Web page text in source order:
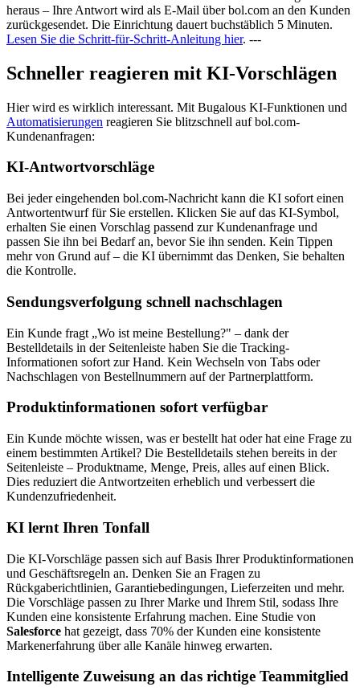
heraus – Ihre Antwort wird als E-Mail über bol.com an den Kunden
zurückgesendet. Die Einrichtung dauert buchstäblich 5 Minuten.
Lesen Sie die Schritt-für-Schritt-Anleitung hier. ---
Schneller reagieren mit KI-Vorschlägen
Hier wird es wirklich interessant. Mit Bugalous KI-Funktionen und
Automatisierungen reagieren Sie blitzschnell auf bol.com-
Kundenanfragen:
KI-Antwortvorschläge
Bei jeder eingehenden bol.com-Nachricht kann die KI sofort einen
Antwortentwurf für Sie erstellen. Klicken Sie auf das KI-Symbol,
erhalten Sie einen Vorschlag passend zur Kundenanfrage und
passen Sie ihn bei Bedarf an, bevor Sie ihn senden. Kein Tippen
mehr von Grund auf – die KI übernimmt das Denken, Sie behalten
die Kontrolle.
Sendungsverfolgung schnell nachschlagen
Ein Kunde fragt „Wo ist meine Bestellung?" – dank der
Bestelldetails in der Seitenleiste haben Sie die Tracking-
Informationen sofort zur Hand. Kein Wechseln von Tabs oder
Nachschlagen von Bestellnummern auf der Partnerplattform.
Produktinformationen sofort verfügbar
Ein Kunde möchte wissen, was er bestellt hat oder hat eine Frage zu
einem bestimmten Artikel? Die Bestelldetails stehen bereits in der
Seitenleiste – Produktname, Menge, Preis, alles auf einen Blick.
Dies reduziert die Antwortzeiten erheblich und verbessert die
Kundenzufriedenheit.
KI lernt Ihren Tonfall
Die KI-Vorschläge passen sich auf Basis Ihrer Produktinformationen
und Geschäftsregeln an. Denken Sie an Fragen zu
Rückgaberichtlinien, Garantiebedingungen, Lieferzeiten und mehr.
Die Vorschläge passen zu Ihrer Marke und Ihrem Stil, sodass Ihre
Kunden eine konsistente Erfahrung machen. Eine Studie von
Salesforce hat gezeigt, dass 70% der Kunden eine konsistente
Markenerfahrung über alle Kanäle hinweg erwarten.
Intelligente Zuweisung an das richtige Teammitglied